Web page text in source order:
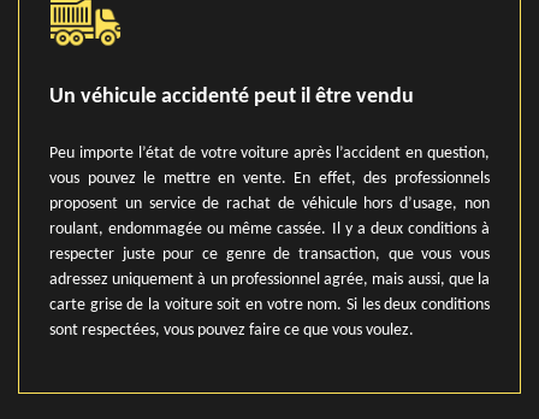
Un véhicule accidenté peut il être vendu
Peu importe l’état de votre voiture après l’accident en question,
vous pouvez le mettre en vente. En effet, des professionnels
proposent un service de rachat de véhicule hors d’usage, non
roulant, endommagée ou même cassée. Il y a deux conditions à
respecter juste pour ce genre de transaction, que vous vous
adressez uniquement à un professionnel agrée, mais aussi, que la
carte grise de la voiture soit en votre nom. Si les deux conditions
sont respectées, vous pouvez faire ce que vous voulez.